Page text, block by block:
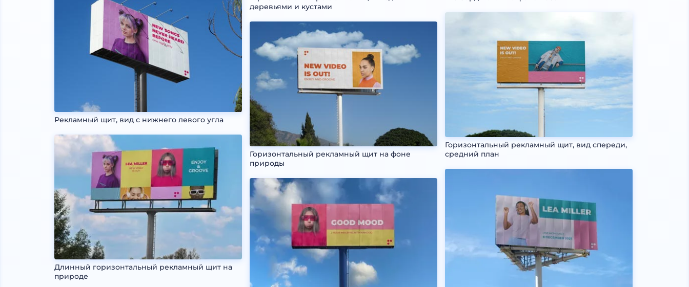
Рекламный щит, вид с нижнего левого угла
Длинный горизонтальный рекламный щит на
природе
деревьями и кустами
Горизонтальный рекламный щит на фоне
природы
Горизонтальный рекламный щит, вид спереди,
средний план